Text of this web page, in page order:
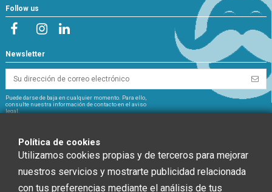
Follow us
Newsletter
Puede darse de baja en cualquier momento. Para ello,
consulte nuestra información de contacto en el aviso
legal.
Política de cookies
Utilizamos cookies propias y de terceros para mejorar
nuestros servicios y mostrarte publicidad relacionada
con tus preferencias mediante el análisis de tus